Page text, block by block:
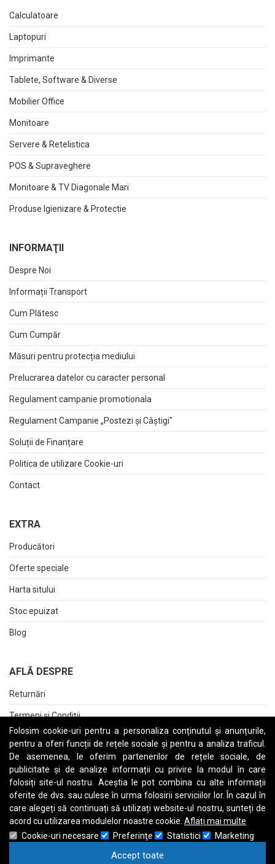
Folosim cookie-uri pentru a personaliza conținutul și anunțurile,
pentru a oferi funcții de rețele sociale și pentru a analiza traficul.
De asemenea, le oferim partenerilor de rețele sociale, de
publicitate și de analize informații cu privire la modul în care
folosiți site-ul nostru. Aceștia le pot combina cu alte informații
oferite de dvs. sau culese în urma folosirii serviciilor lor. În cazul în
care alegeți să continuați să utilizați website-ul nostru, sunteți de
acord cu utilizarea modulelor noastre cookie. Aflați mai multe
Cookie-uri necesare
Preferinţe Statistici Marketing
Accept toate
Calculatoare
Laptopuri
Imprimante
Tablete, Software & Diverse
Mobilier Office
Monitoare
Servere & Retelistica
POS & Supraveghere
Monitoare & TV Diagonale Mari
Produse Igienizare & Protectie
INFORMAŢII
Despre Noi
Informații Transport
Cum Plătesc
Cum Cumpăr
Măsuri pentru protecția mediului
Prelucrarea datelor cu caracter personal
Regulament campanie promotionala
Regulament Campanie „Postezi și Câștigi"
Soluții de Finanțare
Politica de utilizare Cookie-uri
Contact
EXTRA
Producători
Oferte speciale
Harta sitului
Stoc epuizat
Blog
AFLĂ DESPRE
Returnări
Termeni și Condiții
Raport date personale
Cerere stergere cont
ABCDEFGHIJKLMNOPQRSTUV WXYZ